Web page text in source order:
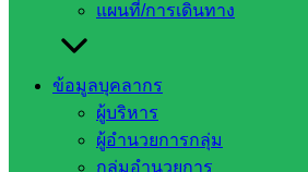
แผนที่/การเดินทาง
ข้อมูลบุคลากร
ผู้บริหาร
ผู้อำนวยการกลุ่ม
กลุ่มอำนวยการ
สังข์ ปฏิบัติหน้าที่หัวหน้าสนามสอบโรงเ
พร้อมด้วยคณะทำงาน คณะกรรมการคุ
๒๕๖๕ โดยมีโรงเรียนเข้าสอบ จำนวน ๖
บ้านหนองบัว โรงเรียนบ้านหันทราย โรง
โรงเรียน ส.ไทยเสรีอุตสาหกรรม ๓ โรง